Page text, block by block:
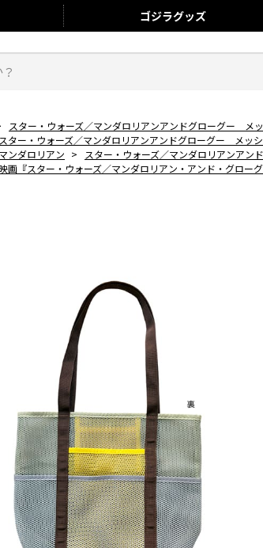
ゴジラグッズ
スター・ウォーズ／マンダロリアンアンドグローグー メ
スター・ウォーズ／マンダロリアンアンドグローグー メッ
マンダロリアン >
スター・ウォーズ／マンダロリアンア
画『スター・ウォーズ／マンダロリアン・アンド・グローグ